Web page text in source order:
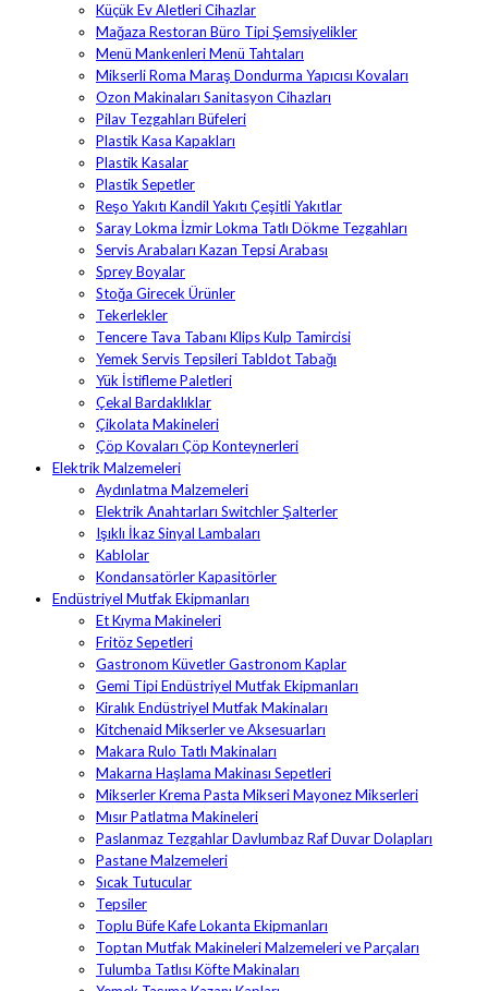
Küçük Ev Aletleri Cihazlar
Mağaza Restoran Büro Tipi Şemsiyelikler
Menü Mankenleri Menü Tahtaları
Mikserli Roma Maraş Dondurma Yapıcısı Kovaları
Ozon Makinaları Sanitasyon Cihazları
Pilav Tezgahları Büfeleri
Plastik Kasa Kapakları
Plastik Kasalar
Plastik Sepetler
Reşo Yakıtı Kandil Yakıtı Çeşitli Yakıtlar
Saray Lokma İzmir Lokma Tatlı Dökme Tezgahları
Servis Arabaları Kazan Tepsi Arabası
Sprey Boyalar
Stoğa Girecek Ürünler
Tekerlekler
Tencere Tava Tabanı Klips Kulp Tamircisi
Yemek Servis Tepsileri Tabldot Tabağı
Yük İstifleme Paletleri
Çekal Bardaklıklar
Çikolata Makineleri
Çöp Kovaları Çöp Konteynerleri
Elektrik Malzemeleri
Aydınlatma Malzemeleri
Elektrik Anahtarları Switchler Şalterler
Işıklı İkaz Sinyal Lambaları
Kablolar
Kondansatörler Kapasitörler
Endüstriyel Mutfak Ekipmanları
Et Kıyma Makineleri
Fritöz Sepetleri
Gastronom Küvetler Gastronom Kaplar
Gemi Tipi Endüstriyel Mutfak Ekipmanları
Kiralık Endüstriyel Mutfak Makinaları
Kitchenaid Mikserler ve Aksesuarları
Makara Rulo Tatlı Makinaları
Makarna Haşlama Makinası Sepetleri
Mikserler Krema Pasta Mikseri Mayonez Mikserleri
Mısır Patlatma Makineleri
Paslanmaz Tezgahlar Davlumbaz Raf Duvar Dolapları
Pastane Malzemeleri
Sıcak Tutucular
Tepsiler
Toplu Büfe Kafe Lokanta Ekipmanları
Toptan Mutfak Makineleri Malzemeleri ve Parçaları
Tulumba Tatlısı Köfte Makinaları